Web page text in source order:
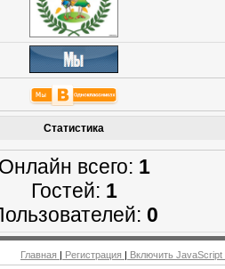
Статистика
Онлайн всего: 1
Гостей: 1
0
Главная | Регистрация | Включить JavaScript